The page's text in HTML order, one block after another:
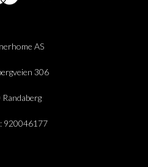
AS
306
920046177